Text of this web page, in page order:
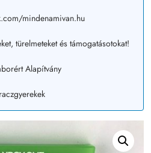
mindenamivan.hu
türelmeteket és támogatásotokat!
Alapítvány